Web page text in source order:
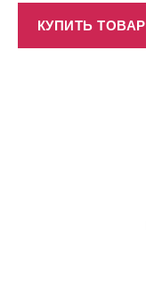
КУПИТЬ ТОВАР